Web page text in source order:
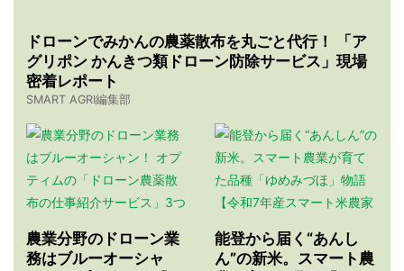
ドローンでみかんの農薬散布を丸ごと代行！ 「ア
グリポン かんきつ類ドローン防除サービス」現場
密着レポート
SMART AGRI編集部
農業分野のドローン業
務はブルーオーシャ
能登から届く“あんし
ん”の新米。スマート農